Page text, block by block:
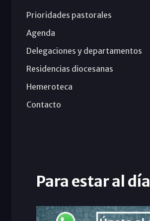
Prioridades pastorales
Agenda
Delegaciones y departamentos
Residencias diocesanas
Hemeroteca
Contacto
Para estar al día